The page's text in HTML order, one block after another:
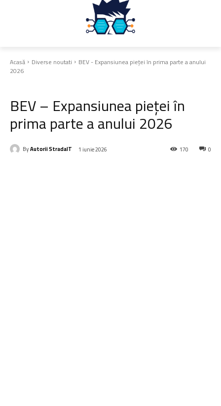
Acasă Diverse noutati BEV - Expansiunea pieței în prima parte a anului
2026
BEV – Expansiunea pieței în
prima parte a anului 2026
ByAutorii StradaIT 1 iunie 2026 0
170